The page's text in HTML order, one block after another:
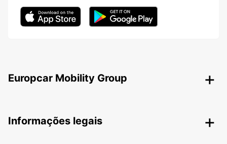
Europcar Mobility Group
Informações legais